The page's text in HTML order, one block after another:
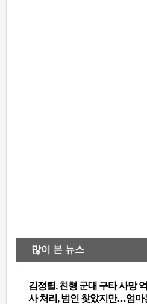
많이 본 뉴스
김정렬, 친형 군대 구타 사망
사 처리, 범인 찾았지만…엄마